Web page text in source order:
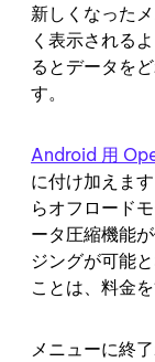
新しくなった
く表示される
るとデータを
す。
Android 用
に付け加えま
らオフロード
ータ圧縮機能
ジングが可能
ことは、料金
メニューに終